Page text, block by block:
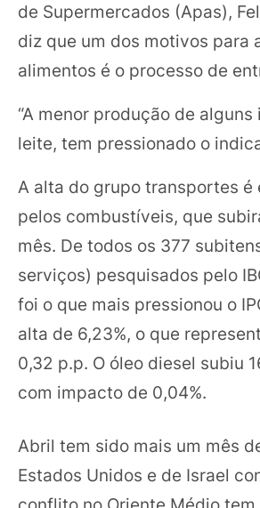
de Supermercados (Apas),
diz que um dos motivos para
alimentos é o processo de
“A menor produção de
leite, tem pressionado o
A alta do grupo transportes é
pelos combustíveis, que
mês. De todos os 377
serviços) pesquisados pelo
foi o que mais pressionou o
alta de 6,23%, o que
0,32 p.p. O óleo diesel subiu
com impacto de 0,04%.
Abril tem sido mais um mês
Estados Unidos e de Israel